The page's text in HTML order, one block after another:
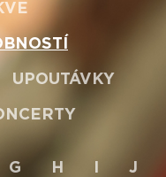
UPOUTÁVKY
G H J